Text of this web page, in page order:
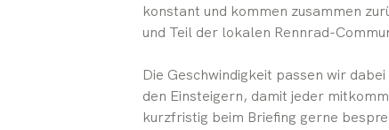
konstant und kommen zusammen
und Teil der lokalen Rennrad-
Die Geschwindigkeit passen wir
den Einsteigern, damit jeder
kurzfristig beim Briefing gerne